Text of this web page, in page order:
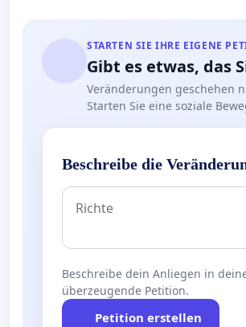
STARTEN SIE IHRE EIGENE
Gibt es etwas, das
Veränderungen geschehen
Starten Sie eine soziale
Beschreibe die
Beschreibe dein Anliegen in
überzeugende Petition.
Petition erstellen